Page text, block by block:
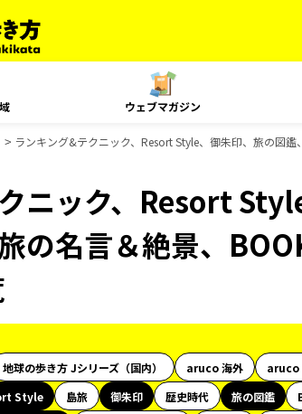
ウェブマガジン
ランキング&テクニック、Resort Style、御朱印、旅の図
ニック、Resort
の名言＆絶景、
地球の歩き方 Jシリーズ（国内） aruco 海外 aruco
Style 島旅 御朱印 歴史時代 旅の図鑑